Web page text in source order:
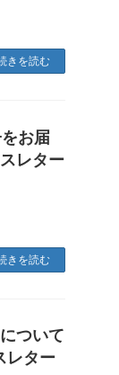
きを読む
お届
レター
きを読む
ついて
レター